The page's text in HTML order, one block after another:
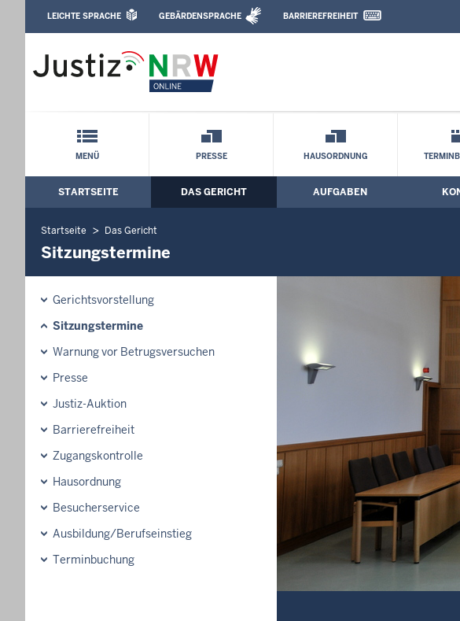
Landgericht Hagen: Sitzungstermine
Leichte Sprache, Gebärdensprachenvideo und
LEICHTE SPRACHE GEBÄRDENSPRACHE BARRIEREFREIHEIT
Schnellnavigation mit Volltext-Suche
MENÜ PRESSE HAUSORDNUNG
Hauptmenü: Hauptnavigation
STARTSEITE DAS GERICHT AUFGABEN
Startseite Das Gericht
Sitzungstermine
Gerichtsvorstellung
Sitzungstermine
Warnung vor Betrugsversuchen
Presse
Justiz-Auktion
Barrierefreiheit
Zugangskontrolle
Hausordnung
Besucherservice
Ausbildung/Berufseinstieg
Terminbuchung